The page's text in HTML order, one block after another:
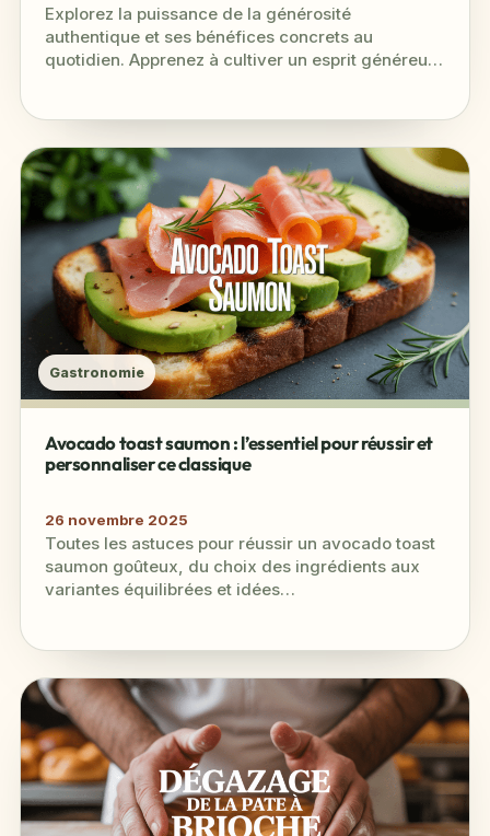
Explorez la puissance de la générosité
authentique et ses bénéfices concrets au
quotidien. Apprenez à cultiver un esprit généreux
Gastronomie
Avocado toast saumon : l’essentiel pour réussir et
personnaliser ce classique
26 novembre 2025
Toutes les astuces pour réussir un avocado toast
saumon goûteux, du choix des ingrédients aux
variantes équilibrées et idées